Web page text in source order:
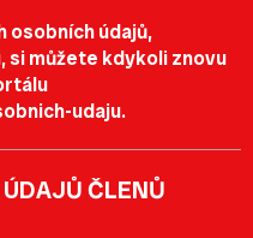
osobních údajů,
si můžete kdykoli znovu
udaju.
ČLENŮ